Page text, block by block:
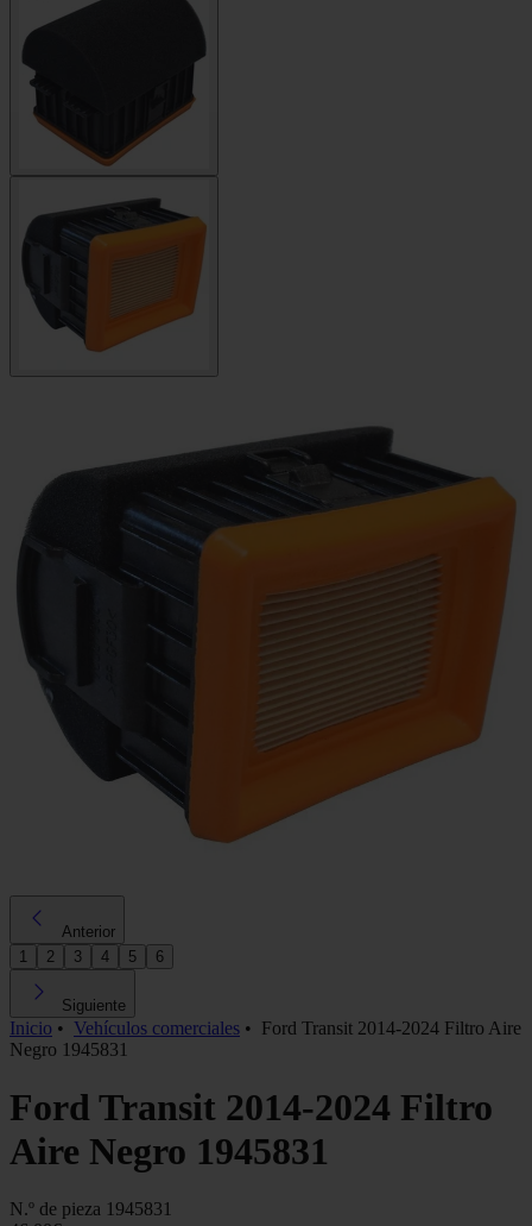
Anterior
1
2 3 4 5 6
Siguiente
Inicio • Vehículos comerciales • Ford Transit 2014-2024 Filtro Aire
Negro 1945831
Ford Transit 2014-2024 Filtro
Aire Negro 1945831
N.º de pieza 1945831